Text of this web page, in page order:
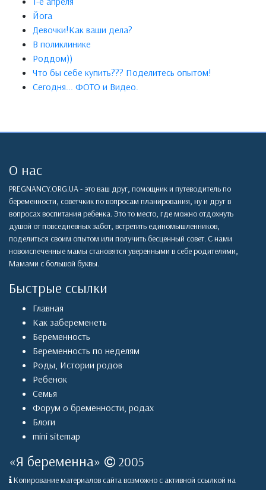
Йога
Девочки!Как ваши дела?
В поликлинике
Роддом))
Что бы себе купить??? Поделитесь опытом!
Сегодня... ФОТО и Видео.
О нас
PREGNANCY.ORG.UA - это ваш друг, помощник и путеводитель по
беременности, советчкик по вопросам планирования, ну и друг в
вопросах воспитания ребенка. Это то место, где можно отдохнуть
душой от повседневных забот, встретить единомышленников,
поделиться своим опытом или получить бесценный совет. С нами
новоиспеченные мамы становятся уверенными в себе родителями,
Мамами с большой буквы.
Быстрые ссылки
Главная
Как забеременеть
Беременность
Беременность по неделям
Роды, Истории родов
Ребенок
Семья
Форум о бременности, родах
Блоги
mini sitemap
«Я беременна» 2005
Копирование материалов сайта возможно с активной ссылкой на